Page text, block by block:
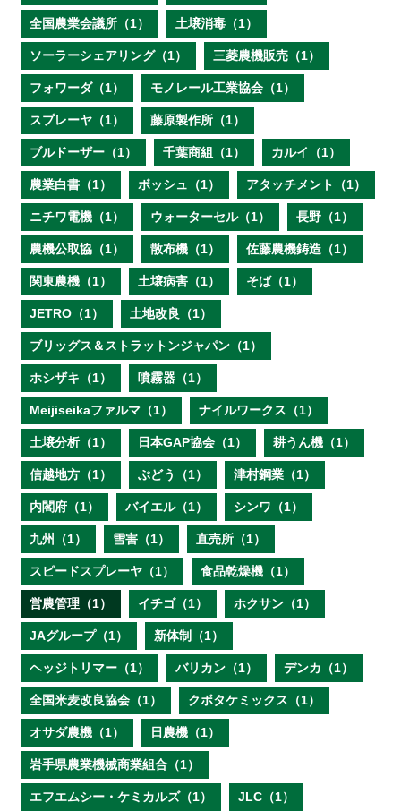
全国農業会議所（1） 土壌消毒（1）
ソーラーシェアリング（1） 三菱農機販売（1）
フォワーダ（1） モノレール工業協会（1）
スプレーヤ（1） 藤原製作所（1）
ブルドーザー（1） 千葉商組（1） カルイ（1）
農業白書（1） ボッシュ（1） アタッチメント（1）
ニチワ電機（1） ウォーターセル（1） 長野（1）
農機公取協（1） 散布機（1） 佐藤農機鋳造（1）
関東農機（1） 土壌病害（1） そば（1）
JETRO（1） 土地改良（1）
ブリッグス＆ストラットンジャパン（1）
ホシザキ（1） 噴霧器（1）
Meijiseikaファルマ（1） ナイルワークス（1）
土壌分析（1） 日本GAP協会（1） 耕うん機（1）
信越地方（1） ぶどう（1） 津村鋼業（1）
内閣府（1） バイエル（1） シンワ（1）
九州（1） 雪害（1） 直売所（1）
スピードスプレーヤ（1） 食品乾燥機（1）
営農管理（1） イチゴ（1） ホクサン（1）
JAグループ（1） 新体制（1）
ヘッジトリマー（1） バリカン（1） デンカ（1）
全国米麦改良協会（1） クボタケミックス（1）
オサダ農機（1） 日農機（1）
岩手県農業機械商業組合（1）
エフエムシー・ケミカルズ（1） JLC（1）